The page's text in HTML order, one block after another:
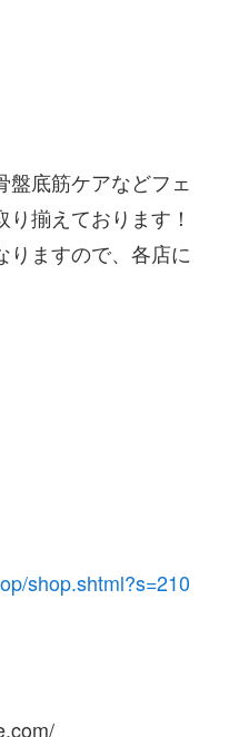
底筋ケアなどフェ
揃えております！
りますので、各店に
shop.shtml?s=210